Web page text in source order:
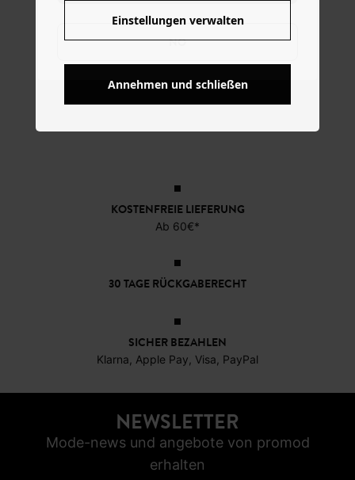
NO
KOSTENFREIE LIEFERUNG
Ab 60€*
30 TAGE RÜCKGABERECHT
SICHER BEZAHLEN
Klarna, Apple Pay, Visa, PayPal
NEWSLETTER
Mode-news und angebote von promod
erhalten
Einstellungen verwalten
Annehmen und schließen